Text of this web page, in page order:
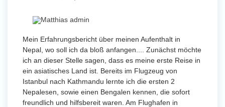
Mein Erfahrungsbericht über meinen Aufenthalt in
Nepal, wo soll ich da bloß anfangen.... Zunächst möchte
ich an dieser Stelle sagen, dass es meine erste Reise in
ein asiatisches Land ist. Bereits im Flugzeug von
Istanbul nach Kathmandu lernte ich die ersten 2
Nepalesen, sowie einen Bengalen kennen, die sofort
freundlich und hilfsbereit waren. Am Flughafen in